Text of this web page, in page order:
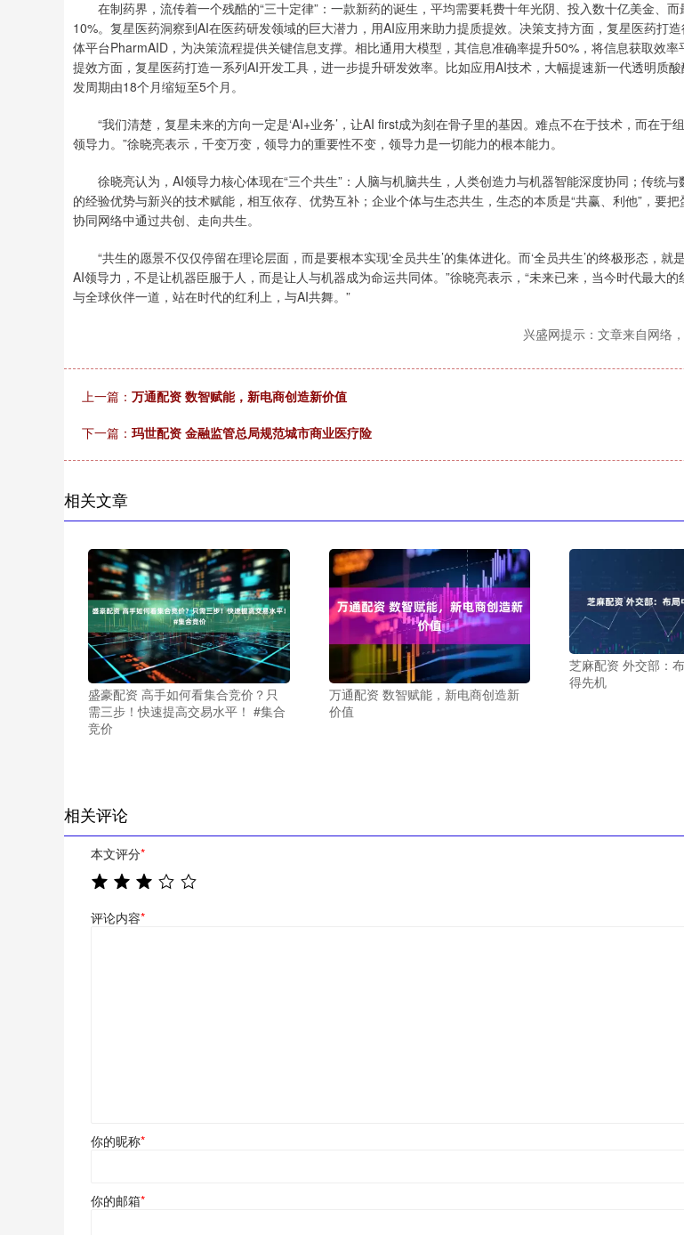
在制药界，流传着一个残酷的“三十定律”：一款新药的诞生，平均需要耗费十年光阴、投入数十亿美金、而
10%。复星医药洞察到AI在医药研发领域的巨大潜力，用AI应用来助力提质提效。决策支持方面，复星医药打
体平台PharmAID，为决策流程提供关键信息支撑。相比通用大模型，其信息准确率提升50%，将信息获取效率
提效方面，复星医药打造一系列AI开发工具，进一步提升研发效率。比如应用AI技术，大幅提速新一代透明质
发周期由18个月缩短至5个月。
“我们清楚，复星未来的方向一定是‘AI+业务’，让AI first成为刻在骨子里的基因。难点不在于技术，而在于
领导力。”徐晓亮表示，千变万变，领导力的重要性不变，领导力是一切能力的根本能力。
徐晓亮认为，AI领导力核心体现在“三个共生”：人脑与机脑共生，人类创造力与机器智能深度协同；传统与
的经验优势与新兴的技术赋能，相互依存、优势互补；企业个体与生态共生，生态的本质是“共赢、利他”，要
协同网络中通过共创、走向共生。
“共生的愿景不仅仅停留在理论层面，而是要根本实现‘全员共生’的集体进化。而‘全员共生’的终极形态，就
AI领导力，不是让机器臣服于人，而是让人与机器成为命运共同体。”徐晓亮表示，“未来已来，当今时代最大
与全球伙伴一道，站在时代的红利上，与AI共舞。”
兴盛网提示：文章来自网络
上一篇： 万通配资 数智赋能，新电商创造新价值
下一篇： 玛世配资 金融监管总局规范城市商业医疗险
相关文章
盛豪配资 高手如何看集合竞价？只
需三步！快速提高交易水平！ #集合
竞价
万通配资 数智赋能，新电商创造新
价值
芝麻配资 外交部：
得先机
相关评论
本文评分*
评论内容*
你的昵称*
你的邮箱*